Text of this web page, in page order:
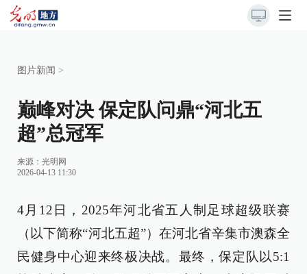
图片新闻 >
巅峰对决 保定队问鼎“河北五
超”总冠军
来源： 光明网
2026-04-13 11:30
4月12日，2025年河北省五人制足球超级联赛
（以下简称“河北五超”）在河北省辛集市澳森全
民健身中心迎来终极决战。最终，保定队以5:1